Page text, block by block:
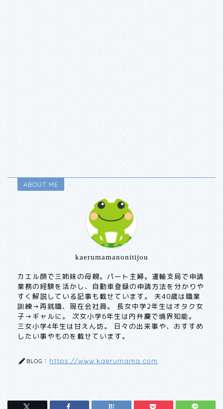
ABOUT ME
kaerumamanonitijou
カエル顔で三姉妹の母親。パート主婦。運輸支局で申請
業務の経験を活かし、自動車登録の申請方法を分かりや
すく解説している記事も載せています。 夫40歳は職業
訓練→再就職、現在会社員。 長女中学2年生はオタク女
子→ギャルに。 次女小学6年生は内弁慶で境界知能。
三女小学4年生は甘えん坊。 日々の出来事や、おすすめ
したい事やものを載せています。
BLOG： https://www.kaerumama.com